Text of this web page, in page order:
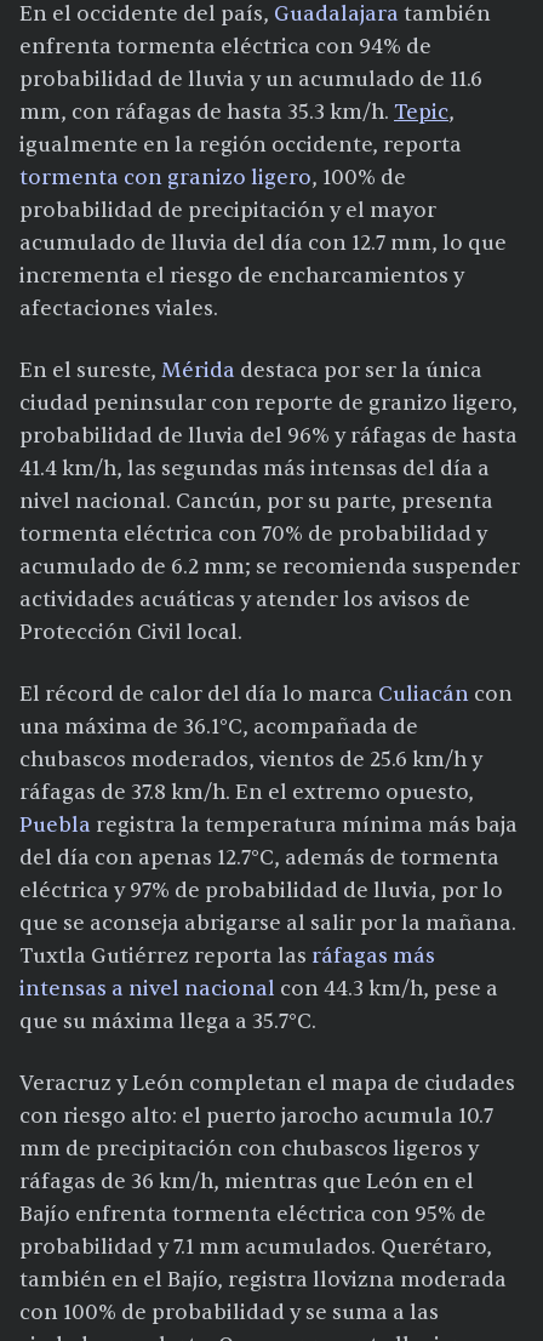
En el occidente del país, Guadalajara también
enfrenta tormenta eléctrica con 94% de
probabilidad de lluvia y un acumulado de 11.6
mm, con ráfagas de hasta 35.3 km/h. Tepic,
igualmente en la región occidente, reporta
tormenta con granizo ligero, 100% de
probabilidad de precipitación y el mayor
acumulado de lluvia del día con 12.7 mm, lo que
incrementa el riesgo de encharcamientos y
afectaciones viales.
En el sureste, Mérida destaca por ser la única
ciudad peninsular con reporte de granizo ligero,
probabilidad de lluvia del 96% y ráfagas de hasta
41.4 km/h, las segundas más intensas del día a
nivel nacional. Cancún, por su parte, presenta
tormenta eléctrica con 70% de probabilidad y
acumulado de 6.2 mm; se recomienda suspender
actividades acuáticas y atender los avisos de
Protección Civil local.
El récord de calor del día lo marca Culiacán con
una máxima de 36.1°C, acompañada de
chubascos moderados, vientos de 25.6 km/h y
ráfagas de 37.8 km/h. En el extremo opuesto,
Puebla registra la temperatura mínima más baja
del día con apenas 12.7°C, además de tormenta
eléctrica y 97% de probabilidad de lluvia, por lo
que se aconseja abrigarse al salir por la mañana.
Tuxtla Gutiérrez reporta las ráfagas más
intensas a nivel nacional con 44.3 km/h, pese a
que su máxima llega a 35.7°C.
Veracruz y León completan el mapa de ciudades
con riesgo alto: el puerto jarocho acumula 10.7
mm de precipitación con chubascos ligeros y
ráfagas de 36 km/h, mientras que León en el
Bajío enfrenta tormenta eléctrica con 95% de
probabilidad y 7.1 mm acumulados. Querétaro,
también en el Bajío, registra llovizna moderada
con 100% de probabilidad y se suma a las